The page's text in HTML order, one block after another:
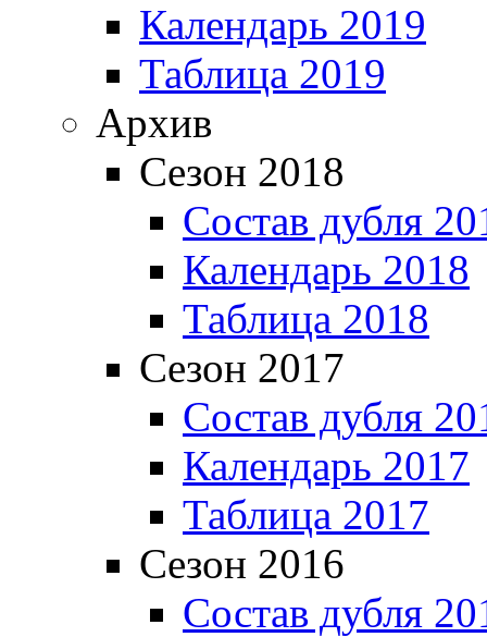
Календарь 2019
Таблица 2019
Архив
Сезон 2018
Состав дубля
Календарь 2018
Таблица 2018
Сезон 2017
Состав дубля
Календарь 2017
Таблица 2017
Сезон 2016
Состав дубля